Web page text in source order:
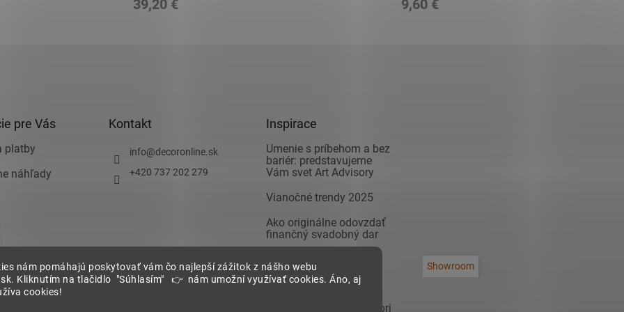
nám pomáhajú poskytovať vám čo najlepší zážitok z nášho webu
Kliknutím na tlačidlo "Súhlasím" 👉 nám umožní využívať cookies. Áno, aj
cookies!
39,20 € 9,60 €
pre Vás
platby
náhľady
Kontakt
info@decoronline.sk
+420 737 202 279
Inspirace
Umenie s príbehom a bez
bariér: predstavujeme
Vám svet Art Advisory
Vianočné trendy 2025
Ako originálne odovzdať
finančný svadobný dar
Ako zariadiť modernú
spálňu a na čo si dať
pozor pri zariaďovaní
Nechajte sa inšpirovať pri
Showroom